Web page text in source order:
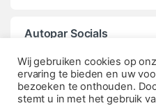
Autopar Socials
Wij gebruiken cookies op
ervaring te bieden en uw
bezoeken te onthouden.
stemt u in met het gebruik